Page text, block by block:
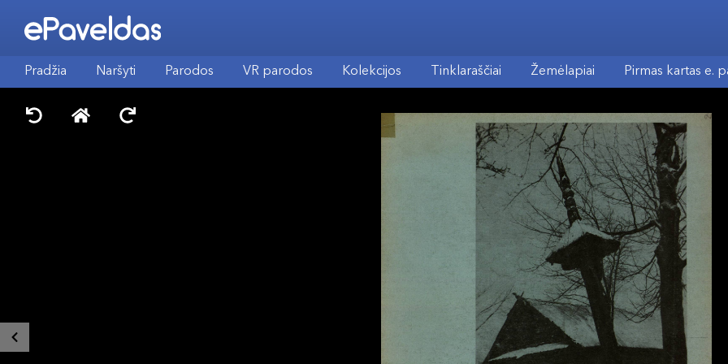
Pradžia Naršyti Parodos VR parodos Kolekcijos Tinklaraščiai Žemėlapiai Pirmas kartas e.